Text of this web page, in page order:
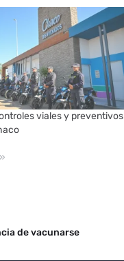
viales y preventivos
de vacunarse